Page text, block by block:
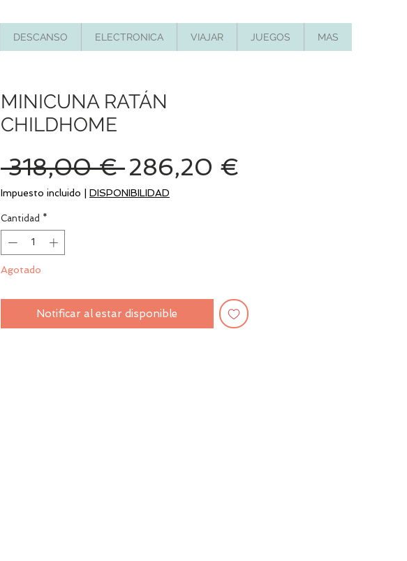
DESCANSO ELECTRONICA VIAJAR JUEGOS MAS
MINICUNA RATÁN
CHILDHOME
318,00 € Precio
286,20 €
Impuesto incluido DISPONIBILIDAD
Cantidad *
Agotado
Notificar al estar disponible